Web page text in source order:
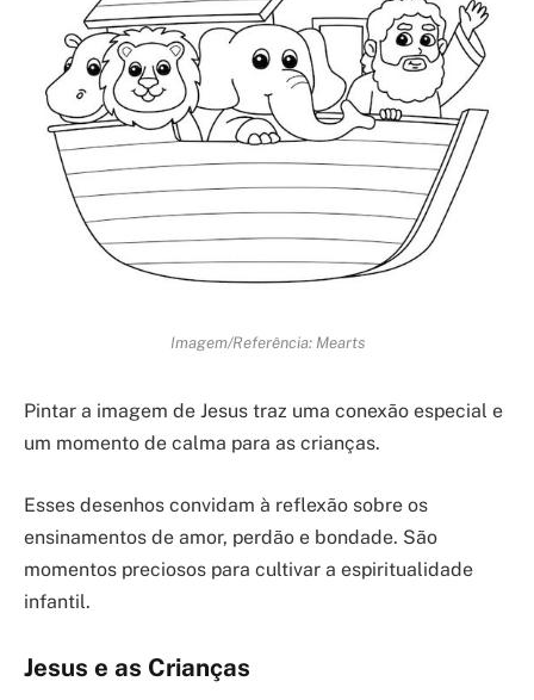
Imagem/Referência: Mearts
Pintar a imagem de Jesus traz uma conexão especial e
um momento de calma para as crianças.
Esses desenhos convidam à reflexão sobre os
ensinamentos de amor, perdão e bondade. São
momentos preciosos para cultivar a espiritualidade
infantil.
Jesus e as Crianças